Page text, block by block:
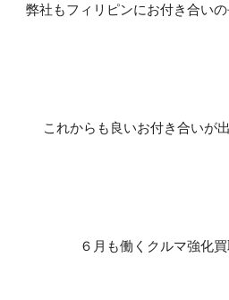
弊社もフィリピンにお付き合い
これからも良いお付き合いが
６月も働くクルマ強化